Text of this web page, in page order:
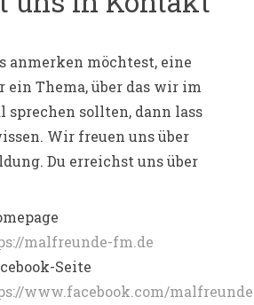
anmerken möchtest, eine
ein Thema, über das wir im
sprechen sollten, dann lass
Wir freuen uns über
Du erreichst uns über
malfreunde-fm.de
Seite
www.facebook.com/